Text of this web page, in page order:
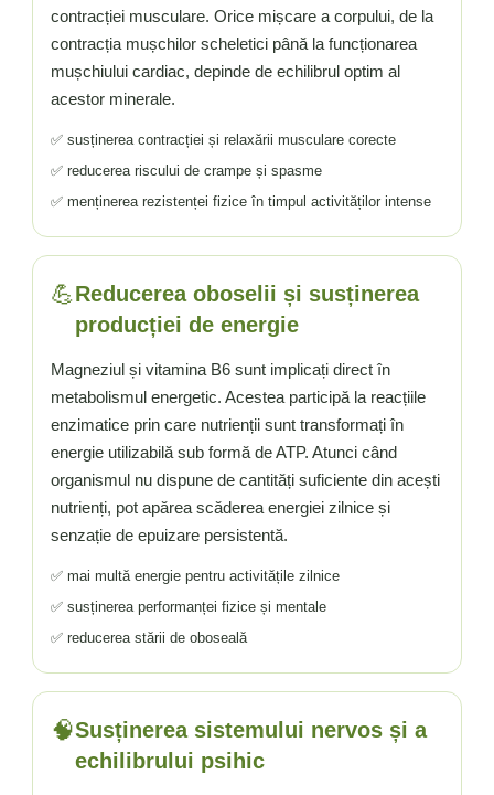
contracției musculare. Orice mișcare a corpului, de la
contracția mușchilor scheletici până la funcționarea
mușchiului cardiac, depinde de echilibrul optim al
acestor minerale.
✅ susținerea contracției și relaxării musculare corecte
✅ reducerea riscului de crampe și spasme
✅ menținerea rezistenței fizice în timpul activităților intense
💪Reducerea oboselii și susținerea
producției de energie
Magneziul și vitamina B6 sunt implicați direct în
metabolismul energetic. Acestea participă la reacțiile
enzimatice prin care nutrienții sunt transformați în
energie utilizabilă sub formă de ATP. Atunci când
organismul nu dispune de cantități suficiente din acești
nutrienți, pot apărea scăderea energiei zilnice și
senzație de epuizare persistentă.
✅ mai multă energie pentru activitățile zilnice
✅ susținerea performanței fizice și mentale
✅ reducerea stării de oboseală
🧠Susținerea sistemului nervos și a
echilibrului psihic